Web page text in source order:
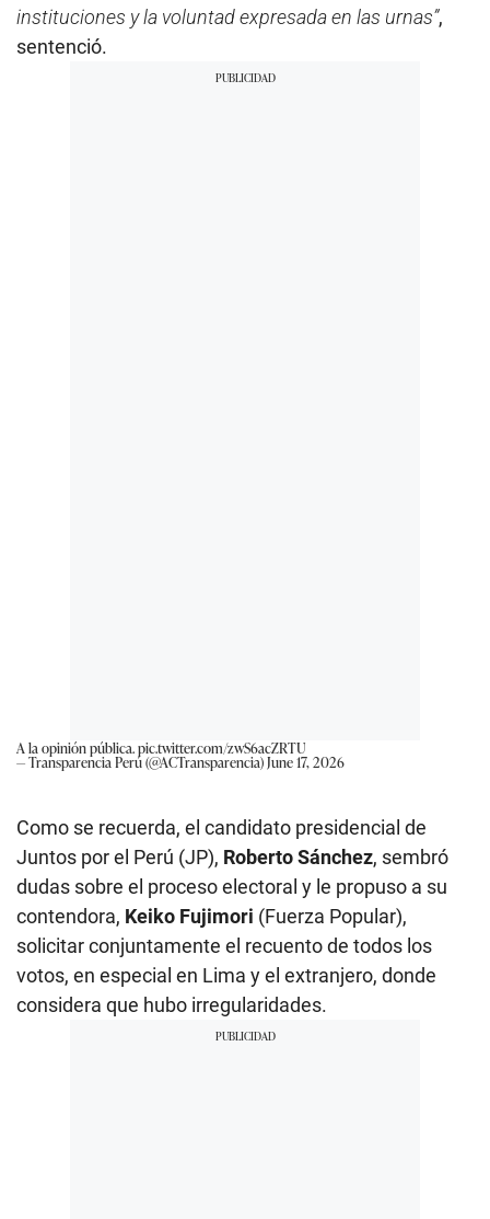
instituciones y la voluntad expresada en las urnas”,
sentenció.
A la opinión pública.pic.twitter.com/zwS6acZRTU
— Transparencia Perú (@ACTransparencia)June 17, 2026
Como se recuerda, el candidato presidencial de
Juntos por el Perú (JP), Roberto Sánchez, sembró
dudas sobre el proceso electoral y le propuso a su
contendora, Keiko Fujimori (Fuerza Popular),
solicitar conjuntamente el recuento de todos los
votos, en especial en Lima y el extranjero, donde
considera que hubo irregularidades.